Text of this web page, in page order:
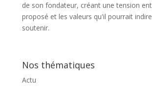
de son fondateur, créant une tension
proposé et les valeurs qu'il pourrait
soutenir.
Nos thématiques
Actu